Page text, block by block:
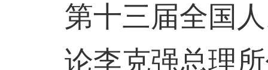
第十三届全国
论李克强总理